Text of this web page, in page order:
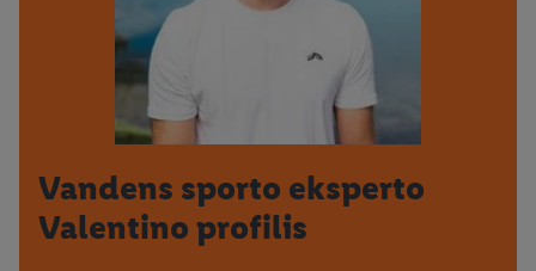
Vandens sporto eksperto
Valentino profilis